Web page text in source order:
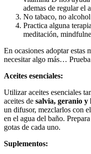
ademas de regular el
No tabaco, no
Practica alguna
meditación,
En ocasiones adoptar estas
necesitar algo más…
Aceites esenciales:
Utilizar aceites esenciales
aceites de salvia, geranio y
un difusor, mezclarlos con
en el agua del baño.
gotas de cada uno.
Suplementos: